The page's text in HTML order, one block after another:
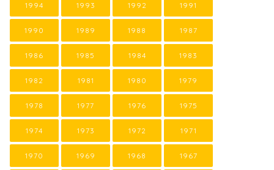
1994 1993 1992 1991
1990 1989 1988 1987
1986 1985 1984 1983
1982 1981 1980 1979
1978 1977 1976 1975
1974 1973 1972 1971
1970 1969 1968 1967